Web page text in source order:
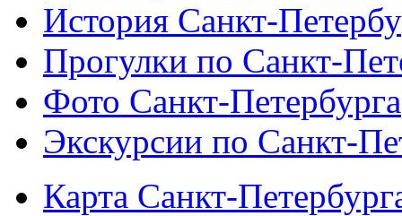
История Санкт-
Прогулки по Санкт-
Фото Санкт-Петербурга
Экскурсии по Санкт-
Карта Санкт-